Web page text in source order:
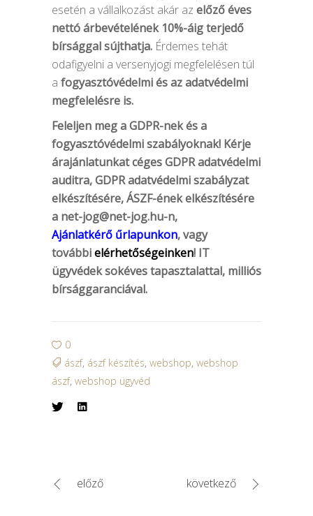
esetén a vállalkozást akár az előző éves
nettó árbevételének 10%-áig terjedő
bírsággal sújthatja. Érdemes tehát
odafigyelni a versenyjogi megfelelésen túl
a fogyasztóvédelmi és az adatvédelmi
megfelelésre is.
Feleljen meg a GDPR-nek és a
fogyasztóvédelmi szabályoknak! Kérje
árajánlatunkat céges GDPR adatvédelmi
auditra, GDPR adatvédelmi szabályzat
elkészítésére, ÁSZF-ének elkészítésére
a net-jog@net-jog.hu-n,
Ajánlatkérő űrlapunkon, vagy
továbbielérhetőségeinken! IT
ügyvédek sokéves tapasztalattal, milliós
bírsággaranciával.
0
ászf, ászf készítés, webshop, webshop
ászf, webshop ügyvéd
előző következő